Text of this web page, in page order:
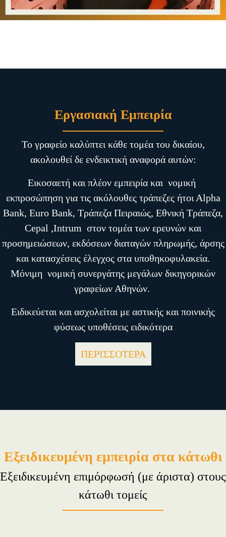
Εργασιακή Εμπειρία
Το γραφείο καλύπτει κάθε τομέα του δικαίου,
ακολουθεί δε ενδεικτική αναφορά αυτών:
Εικοσαετή και πλέον εμπειρία και νομική
εκπροσώπηση για τις ακόλουθες τράπεζες ήτοι Αlpha
Bank, Euro Bank, Τράπεζα Πειραιώς, Εθνική Τράπεζα,
Cepal ,Intrum στον τομέα των ερευνών και
προσημειώσεων, εκδόσεων διαταγών πληρωμής, άρσης
και κατασχέσεις έλεγχος στα υποθηκοφυλακεία.
Μόνιμη νομική συνεργάτης μεγάλων δικηγορικών
γραφείων Αθηνών.
Ειδικεύεται και ασχολείται με αστικής και ποινικής
φύσεως υποθέσεις ειδικότερα
ΠΕΡΙΣΣΟΤΕΡΑ
Εξειδικευμένη εμπειρία στα κάτωθι
Εξειδικευμένη επιμόρφωσή (με άριστα) στους
κάτωθι τομείς